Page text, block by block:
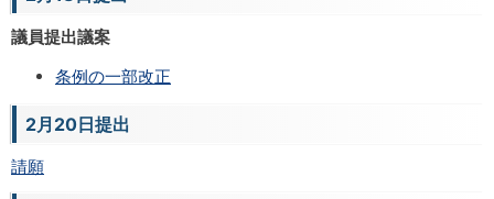
議員提出議案
条例の一部改正
2月20日提出
請願